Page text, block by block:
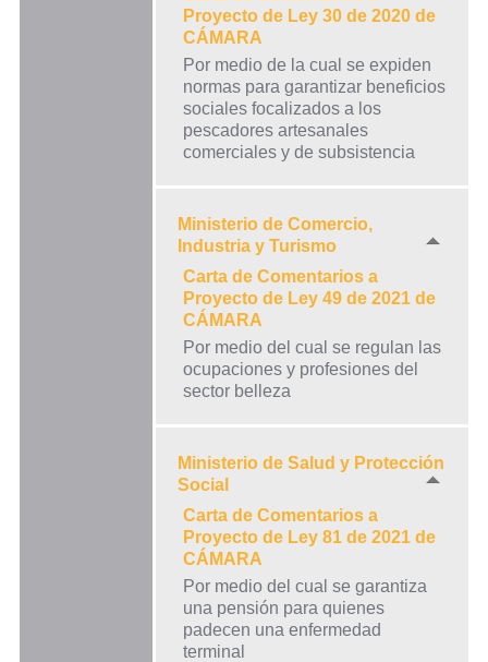
Proyecto de Ley 30 de 2020 de
CÁMARA
Por medio de la cual se expiden
normas para garantizar beneficios
sociales focalizados a los
pescadores artesanales
comerciales y de subsistencia
Ministerio de Comercio,
Industria y Turismo
Carta de Comentarios a
Proyecto de Ley 49 de 2021 de
CÁMARA
Por medio del cual se regulan las
ocupaciones y profesiones del
sector belleza
Ministerio de Salud y Protección
Social
Carta de Comentarios a
Proyecto de Ley 81 de 2021 de
CÁMARA
Por medio del cual se garantiza
una pensión para quienes
padecen una enfermedad
terminal